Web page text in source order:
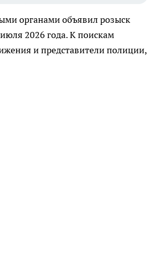
органами объявил розыск
2026 года. К поискам
и представители полиции,